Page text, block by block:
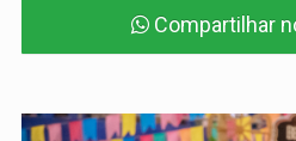
Compartilhar